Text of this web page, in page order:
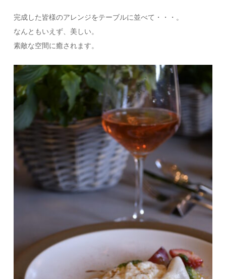
完成した皆様のアレンジをテーブルに並べて・・・。
なんともいえず、美しい。
素敵な空間に癒されます。